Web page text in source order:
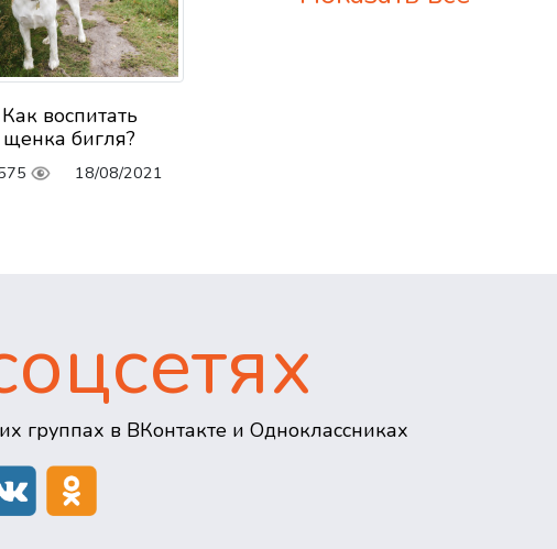
Как воспитать
щенка бигля?
18/08/2021
группах в ВКонтакте и Одноклассниках